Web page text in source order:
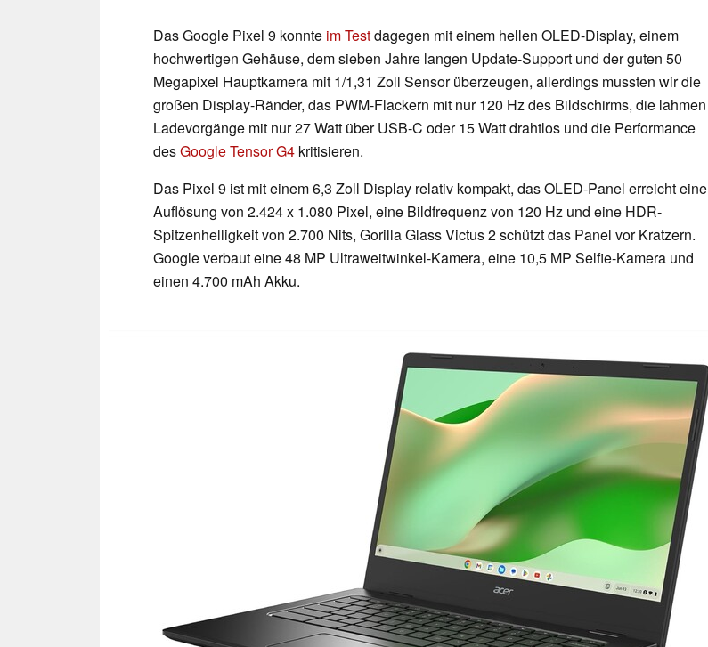
Das Google Pixel 9 konnte im Testdagegen mit einem hellen OLED-Display, einem
hochwertigen Gehäuse, dem sieben Jahre langen Update-Support und der guten 50
Megapixel Hauptkamera mit 1/1,31 Zoll Sensor überzeugen, allerdings mussten wir die
großen Display-Ränder, das PWM-Flackern mit nur 120 Hz des Bildschirms, die lahmen
Ladevorgänge mit nur 27 Watt über USB-C oder 15 Watt drahtlos und die Performance
desGoogle Tensor G4 kritisieren.
Das Pixel 9 ist mit einem 6,3 Zoll Display relativ kompakt, das OLED-Panel erreicht eine
Auflösung von 2.424 x 1.080 Pixel, eine Bildfrequenz von 120 Hz und eine HDR-
Spitzenhelligkeit von 2.700 Nits, Gorilla Glass Victus 2 schützt das Panel vor Kratzern.
Google verbaut eine 48 MP Ultraweitwinkel-Kamera, eine 10,5 MP Selfie-Kamera und
einen 4.700 mAh Akku.